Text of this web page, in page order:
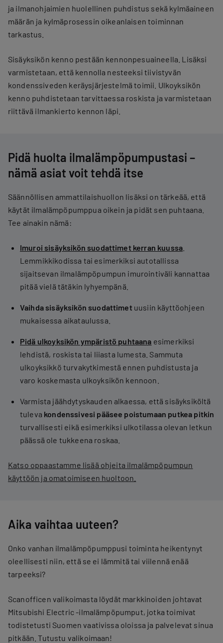
ja ilmanohjaimien huolellinen puhdistus sekä kylmäaineen
määrän ja kylmäprosessin oikeanlaisen toiminnan
tarkastus.
Sisäyksikön kenno pestään kennonpesuaineella. Lisäksi
varmistetaan, että kennolla nesteeksi tiivistyvän
kondenssiveden keräysjärjestelmä toimii. Ulkoyksikön
kenno puhdistetaan tarvittaessa roskista ja varmistetaan
riittävä ilmankierto kennon läpi.
Pidä huolta ilmalämpöpumpustasi –
nämä asiat voit tehdä itse
Säännöllisen ammattilaishuollon lisäksi on tärkeää, että
käytät ilmalämpöpumppua oikein ja pidät sen puhtaana.
Tee ainakin nämä:
Imuroi sisäyksikön suodattimet kerran kuussa
Lemmikkikodissa tai esimerkiksi autotallissa
sijaitsevan ilmalämpöpumpun imurointiväli kannattaa
pitää vielä tätäkin lyhyempänä.
Vaihda sisäyksikön suodattimetuusiin käyttöohjeen
mukaisessa aikataulussa.
Pidä ulkoyksikön ympäristö puhtaana esimerkiksi
lehdistä, roskista tai liiasta lumesta. Sammuta
ulkoyksikkö turvakytkimestä ennen puhdistusta ja
varo koskemasta ulkoyksikön kennoon.
Varmista jäähdytyskauden alkaessa, että sisäyksiköltä
tuleva kondenssivesi pääsee poistumaan putkea pitkin
turvallisesti eikä esimerkiksi ulkotilassa olevan letkun
päässä ole tukkeena roskaa.
Katso oppaastamme lisää ohjeita ilmalämpöpumpun
käyttöön ja omatoimiseen huoltoon.
Aika vaihtaa uuteen?
Onko vanhan ilmalämpöpumppusi toiminta heikentynyt
oleellisesti niin, että se ei lämmitä tai viilennä enää
tarpeeksi?
Scanofficen valikoimasta löydät markkinoiden johtavat
Mitsubishi Electric -ilmalämpöpumput, jotka toimivat
todistetusti Suomen vaativissa oloissa ja palvelevat sinua
pitkään. Tutustu valikoimaan!